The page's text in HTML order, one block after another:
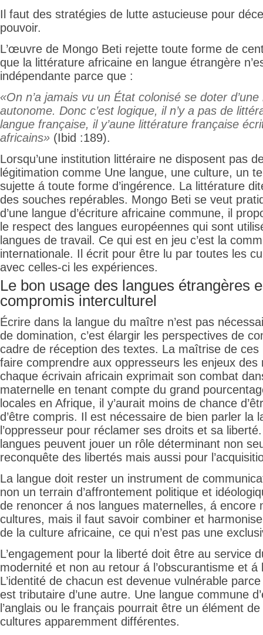
Il faut des stratégies de lutte astucieuse pour
pouvoir.
L’œuvre de Mongo Beti rejette toute forme de
que la littérature africaine en langue étrangère
indépendante parce que :
«On n’a jamais vu un État colonisé se doter
autonome. Donc c’est logique, il n’y a pas de
langue française, il y’aune littérature française
africains» (Ibid :189).
Lorsqu’une institution littéraire ne disposent pas
légitimation comme Une langue, une culture, un
sujette á toute forme d’ingérence. La littérature
des souches repérables. Mongo Beti se veut
d’une langue d’écriture africaine commune, il
le respect des langues européennes qui sont
langues de travail. Ce qui est en jeu c’est la
internationale. Il écrit pour être lu par toutes les
avec celles-ci les expériences.
Le bon usage des langues étrangères
compromis interculturel
Écrire dans la langue du maître n’est pas
de domination, c’est élargir les perspectives de
cadre de réception des textes. La maîtrise de ces
faire comprendre aux oppresseurs les enjeux des
chaque écrivain africain exprimait son combat
maternelle en tenant compte du grand
locales en Afrique, il y’aurait moins de chance
d’être compris. Il est nécessaire de bien parler la
l’oppresseur pour réclamer ses droits et sa
langues peuvent jouer un rôle déterminant non
reconquête des libertés mais aussi pour
La langue doit rester un instrument de
non un terrain d’affrontement politique et
de renoncer á nos langues maternelles, á encore
cultures, mais il faut savoir combiner et
de la culture africaine, ce qui n’est pas une
L’engagement pour la liberté doit être au service
modernité et non au retour á l’obscurantisme et á
L’identité de chacun est devenue vulnérable
est tributaire d’une autre. Une langue commune
l’anglais ou le français pourrait être un élément
cultures apparemment différentes.